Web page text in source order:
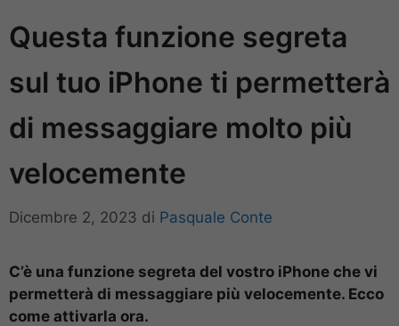
Questa funzione segreta
sul tuo iPhone ti permetterà
di messaggiare molto più
velocemente
Dicembre 2, 2023 di Pasquale Conte
C’è una funzione segreta del vostro iPhone che vi
permetterà di messaggiare più velocemente. Ecco
come attivarla ora.